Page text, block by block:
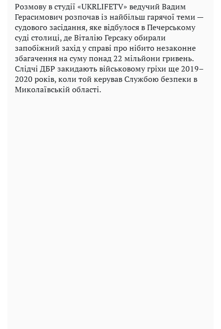
Розмову в студії «UKRLIFETV» ведучий Вадим
Герасимович розпочав із найбільш гарячої теми —
судового засідання, яке відбулося в Печерському
суді столиці, де Віталію Герсаку обирали
запобіжний захід у справі про нібито незаконне
збагачення на суму понад 22 мільйони гривень.
Слідчі ДБР закидають військовому гріхи ще 2019–
2020 років, коли той керував Службою безпеки в
Миколаївській області.